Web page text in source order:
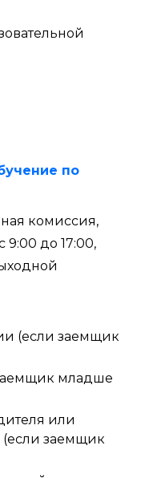
по
комиссия,
до 17:00,
(если заемщик
младше
или
(если заемщик